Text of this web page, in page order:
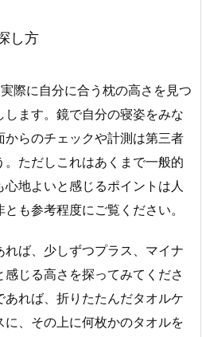
し方
際に自分に合う枕の高さを見つ
ます。鏡で自分の寝姿をみな
らのチェックや計測は第三者
ただしこれはあくまで一般的
地よいと感じるポイントは人
も参考程度にご覧ください。
ば、少しずつプラス、マイナ
じる高さを探ってみてくださ
れば、折りたたんだタオルケ
、その上に何枚かのタオルを